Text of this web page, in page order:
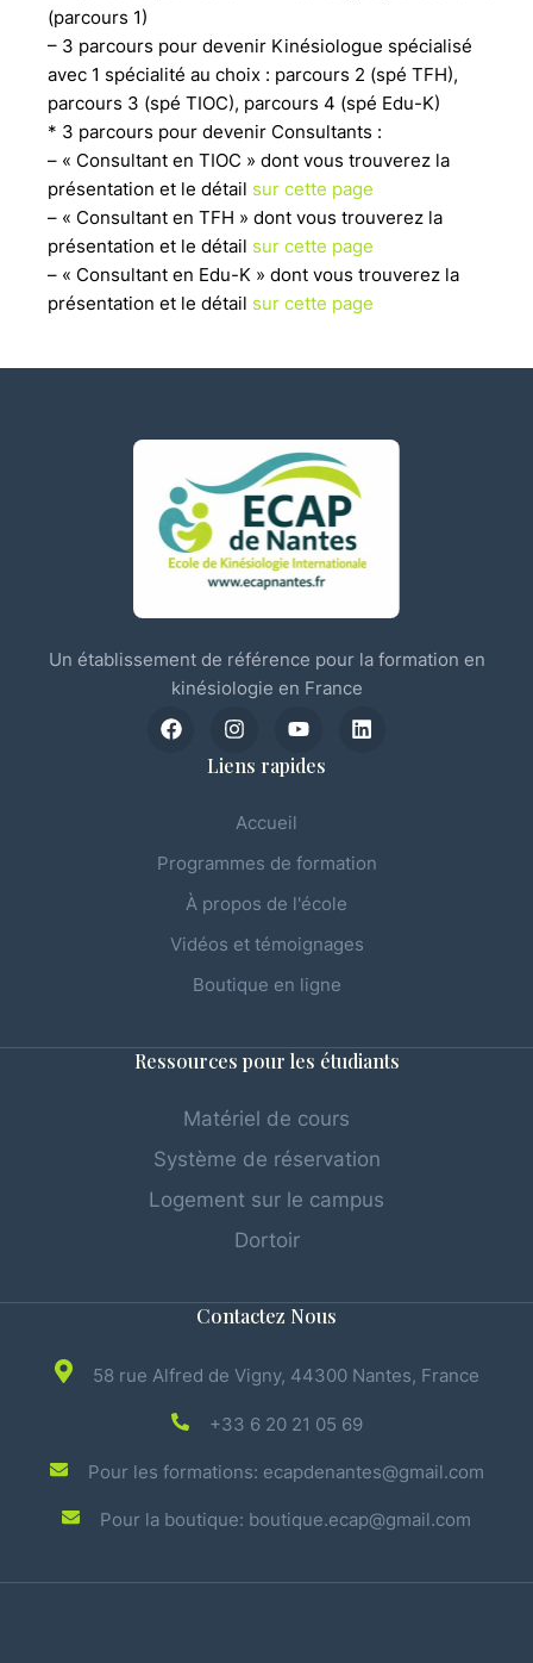
(parcours 1)
– 3 parcours pour devenir Kinésiologue spécialisé
avec 1 spécialité au choix : parcours 2 (spé TFH),
parcours 3 (spé TIOC), parcours 4 (spé Edu-K)
* 3 parcours pour devenir Consultants :
– « Consultant en TIOC » dont vous trouverez la
présentation et le détail sur cette page
– « Consultant en TFH » dont vous trouverez la
présentation et le détail sur cette page
– « Consultant en Edu-K » dont vous trouverez la
présentation et le détail sur cette page
Un établissement de référence pour la formation en
kinésiologie en France
Liens rapides
Accueil
Programmes de formation
À propos de l'école
Vidéos et témoignages
Boutique en ligne
Ressources pour les étudiants
Matériel de cours
Système de réservation
Logement sur le campus
Dortoir
Contactez Nous
58 rue Alfred de Vigny, 44300 Nantes, France
+33 6 20 21 05 69
Pour les formations: ecapdenantes@gmail.com
Pour la boutique: boutique.ecap@gmail.com